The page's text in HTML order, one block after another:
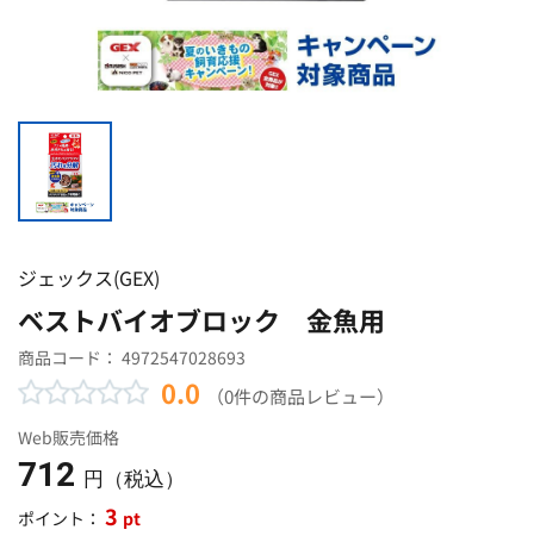
ジェックス(GEX)
ベストバイオブロック 金魚用
商品コード： 4972547028693
0.0 （0件の商品レビュー）
Web販売価格
712 円（税込）
ポイント： 3 pt